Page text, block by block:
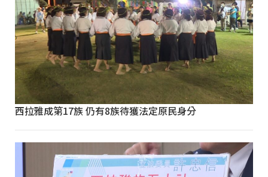
西拉雅成第17族 仍有8族待獲法定原民身分